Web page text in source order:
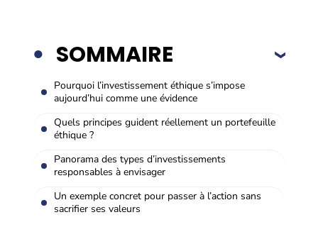
SOMMAIRE
Pourquoi l’investissement éthique s’impose
aujourd’hui comme une évidence
Quels principes guident réellement un portefeuille
éthique ?
Panorama des types d’investissements
responsables à envisager
Un exemple concret pour passer à l’action sans
sacrifier ses valeurs